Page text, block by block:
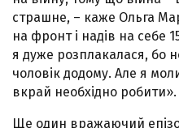
страшне, – каже Ольга
на фронт і надів на себе 15
я дуже розплакалася, бо
чоловік додому. Але я
вкрай необхідно робити».
Ще один вражаючий